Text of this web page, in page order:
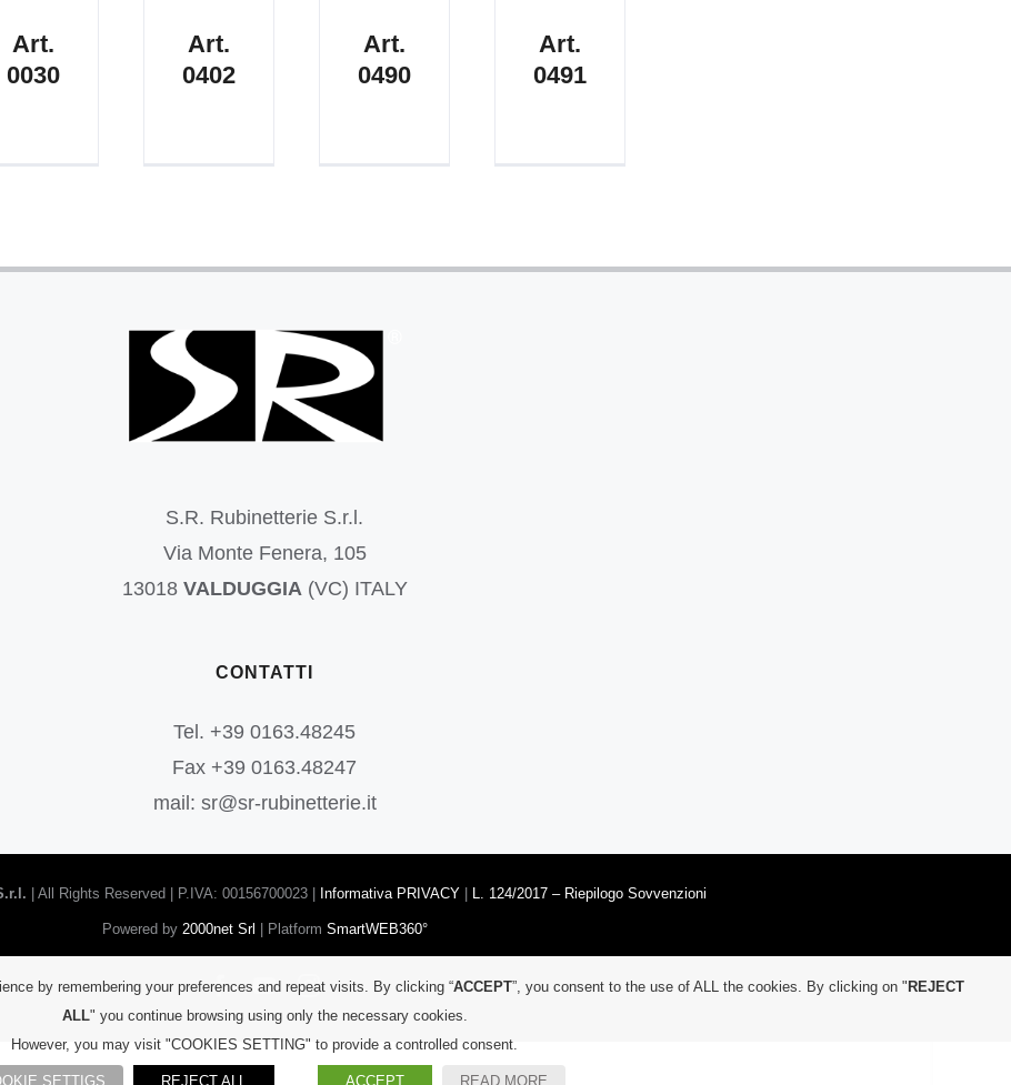
Art.
0030
Art.
0402
Art.
0490
Art.
0491
S.R. Rubinetterie S.r.l.
Via Monte Fenera, 105
13018 VALDUGGIA(VC) ITALY
CONTATTI
Tel. +39 0163.48245
Fax +39 0163.48247
mail: sr@sr-rubinetterie.it
| All Rights Reserved | P.IVA: 00156700023 | Informativa PRIVACY L. 124/2017 – Riepilogo Sovvenzioni
Powered by 2000net Srl | Platform SmartWEB360°
FacebookYouTubeInstagram
by remembering your preferences and repeat visits. By clicking “ACCEPT”, you consent to the use of ALL the cookies. By clicking on " REJECT
ALL" you continue browsing using only the necessary cookies.
However, you may visit "COOKIES SETTING" to provide a controlled consent.
SETTIGS REJECT ALL ACCEPT READ MORE